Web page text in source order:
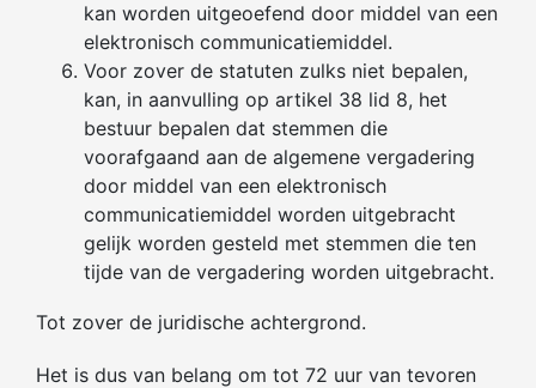
kan worden uitgeoefend door middel van een
elektronisch communicatiemiddel.
Voor zover de statuten zulks niet bepalen,
kan, in aanvulling op artikel 38 lid 8, het
bestuur bepalen dat stemmen die
voorafgaand aan de algemene vergadering
door middel van een elektronisch
communicatiemiddel worden uitgebracht
gelijk worden gesteld met stemmen die ten
tijde van de vergadering worden uitgebracht.
Tot zover de juridische achtergrond.
Het is dus van belang om tot 72 uur van tevoren